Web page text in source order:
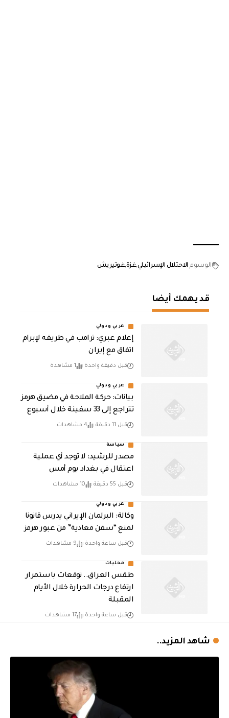
الوسوم الاحتلال الإسرائيليغزةغوتيريش
قد يهمك أيضا
عربي ودولي
إعلام عبري: ترامب في طريقه لإبرام
اتفاق مع إيران
قبل دقيقة واحدة 1 مشاهدة
عربي ودولي
بيانات: حركة الملاحة في مضيق هرمز
تتراجع إلى 33 سفينة خلال أسبوع
قبل 11 دقيقة 4 مشاهدات
سياسة
مصدر للرشيد: لا توجد أي عملية
اعتقال في بغداد يوم أمس
قبل 55 دقيقة 10 مشاهدات
عربي ودولي
وكالة: البرلمان الإيراني يدرس قانونا
لمنع “سفن معادية” من عبور هرمز
قبل ساعة واحدة 9 مشاهدات
محليات
طقس العراق.. توقعات باستمرار
ارتفاع درجات الحرارة خلال الأيام
المقبلة
قبل ساعة واحدة 17 مشاهدات
شاهد المزيد..